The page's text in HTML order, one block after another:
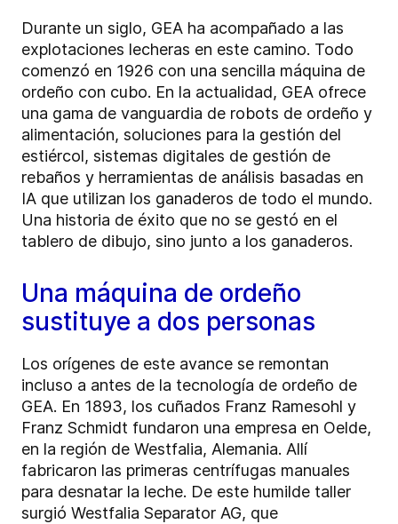
Durante un siglo, GEA ha acompañado a las
explotaciones lecheras en este camino. Todo
comenzó en 1926 con una sencilla máquina de
ordeño con cubo. En la actualidad, GEA ofrece
una gama de vanguardia de robots de ordeño y
alimentación, soluciones para la gestión del
estiércol, sistemas digitales de gestión de
rebaños y herramientas de análisis basadas en
IA que utilizan los ganaderos de todo el mundo.
Una historia de éxito que no se gestó en el
tablero de dibujo, sino junto a los ganaderos.
Una máquina de ordeño
sustituye a dos personas
Los orígenes de este avance se remontan
incluso a antes de la tecnología de ordeño de
GEA. En 1893, los cuñados Franz Ramesohl y
Franz Schmidt fundaron una empresa en Oelde,
en la región de Westfalia, Alemania. Allí
fabricaron las primeras centrífugas manuales
para desnatar la leche. De este humilde taller
surgió Westfalia Separator AG, que